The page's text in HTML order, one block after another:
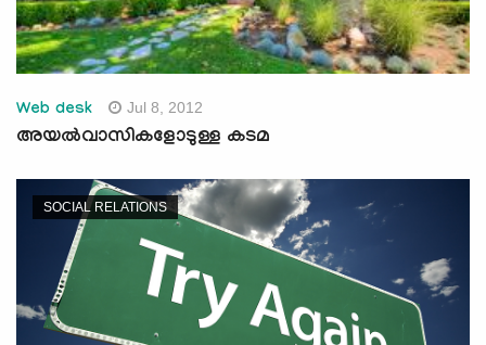
Web desk Jul 8, 2012
അയല്‍വാസികളോടുള്ള കടമ
SOCIAL RELATIONS